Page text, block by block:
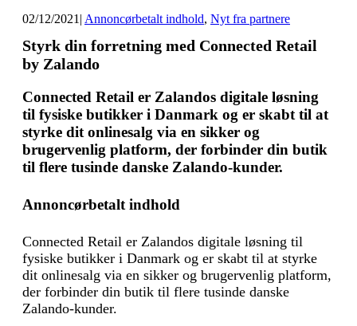
02/12/2021 | Annoncørbetalt indhold, Nyt fra partnere
Styrk din forretning med Connected Retail
by Zalando
Connected Retail er Zalandos digitale løsning
til fysiske butikker i Danmark og er skabt til at
styrke dit onlinesalg via en sikker og
brugervenlig platform, der forbinder din butik
til flere tusinde danske Zalando-kunder.
Annoncørbetalt indhold
Connected Retail er Zalandos digitale løsning til
fysiske butikker i Danmark og er skabt til at styrke
dit onlinesalg via en sikker og brugervenlig platform,
der forbinder din butik til flere tusinde danske
Zalando-kunder.